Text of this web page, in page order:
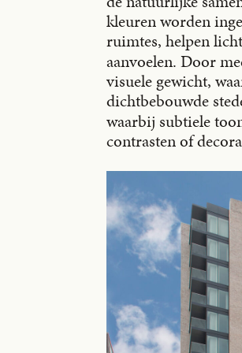
kleuren worden
ruimtes, helpen
aanvoelen. Door
visuele gewicht,
dichtbebouwde
waarbij subtiele
contrasten of